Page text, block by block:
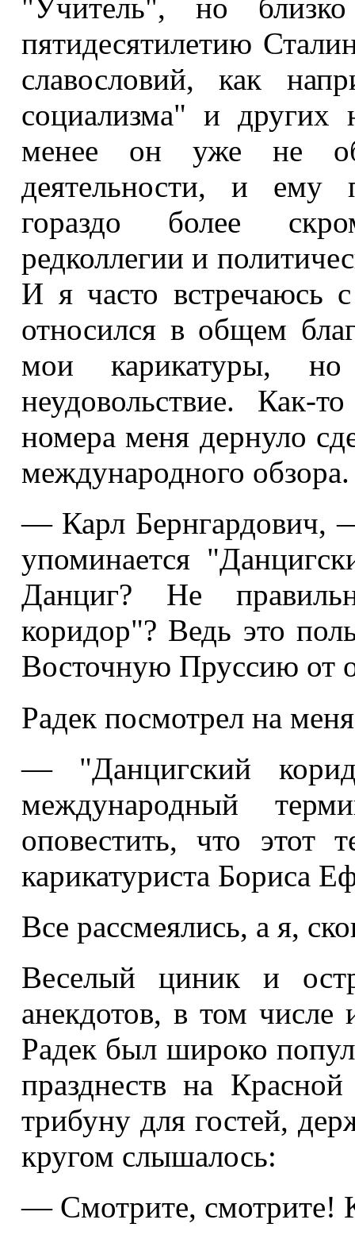
"Учитель", но
пятидесятилетию
славословий, как
социализма" и
менее он уже не
деятельности, и ему
гораздо более
редколлегии и
И я часто
относился в общем
мои карикатуры,
неудовольствие. Как-
номера меня дернуло
международного обзора.
— Карл Бернгардович,
упоминается
Данциг? Не
коридор"? Ведь это
Восточную Пруссию от
Радек посмотрел на
— "Данцигский
международный
оповестить, что этот
карикатуриста Бориса
Все рассмеялись, а я,
Веселый циник и
анекдотов, в том числе
Радек был широко
празднеств на
трибуну для гостей,
кругом слышалось:
— Смотрите, смотрите!